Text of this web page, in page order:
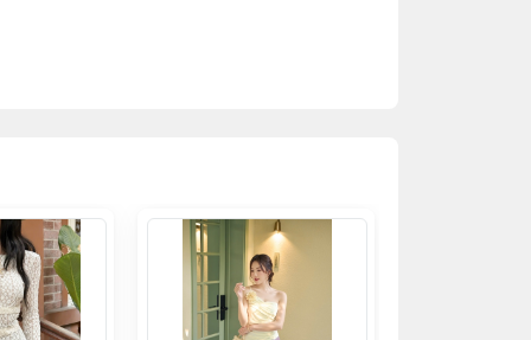
số đo thực tế để chọn size phù hợp
99% so với thực tế. Tuy nhiên, có
dụng